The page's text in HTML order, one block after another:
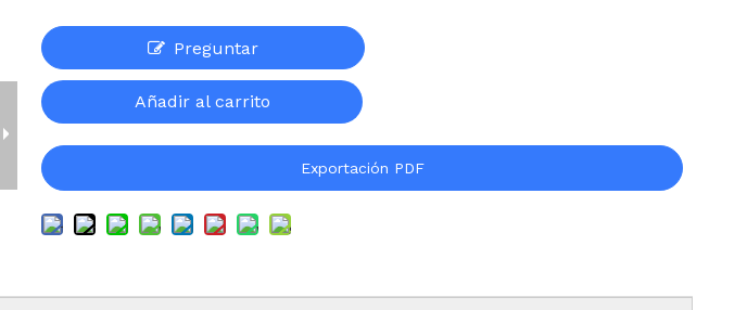
Preguntar
Añadir al carrito
Exportación PDF